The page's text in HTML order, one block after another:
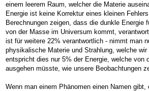
einem leerem Raum, welcher die Materie
Energie ist keine Korrektur eines kleinen
Berechnungen zeigen, dass die dunkle Energie
von der Masse im Universum kommt,
ist für weitere 22% verantwortlich - nimmt man
physikalische Materie und Strahlung, welche wir
entspricht dies nur 5% der Energie, welche von
ausgehen müsste, wie unsere Beobachtungen
Wenn man einem Phänomen einen Namen